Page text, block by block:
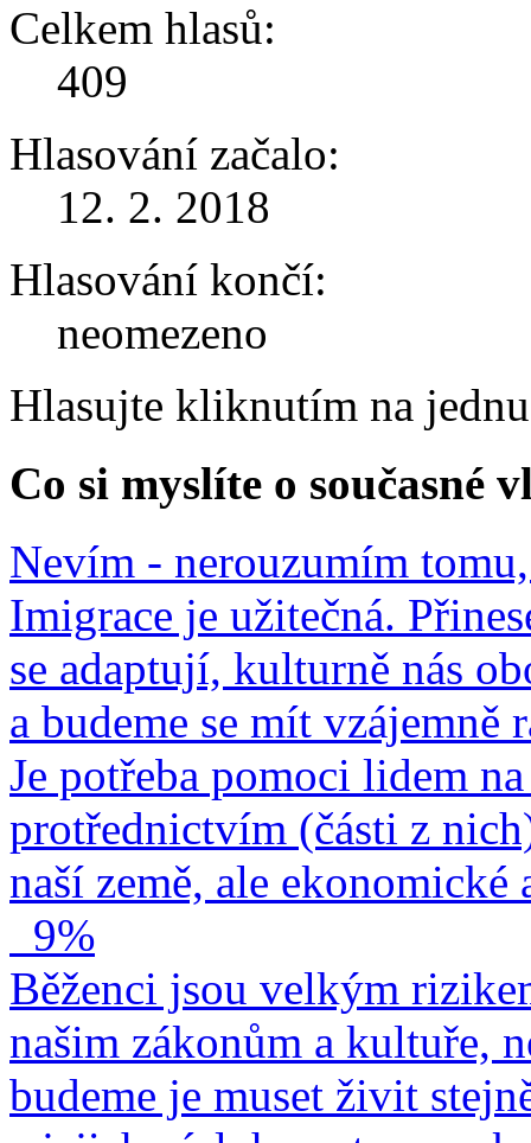
Celkem hlasů:
409
Hlasování začalo:
12. 2. 2018
Hlasování končí:
neomezeno
Hlasujte kliknutím na
Co si myslíte o současné
Nevím - nerouzumím
Imigrace je užitečná.
se adaptují, kulturně nás
a budeme se mít vzájemně
Je potřeba pomoci lidem
protřednictvím (části z
naší země, ale
9%
Běženci jsou velkým
našim zákonům a kultuře,
budeme je muset živit